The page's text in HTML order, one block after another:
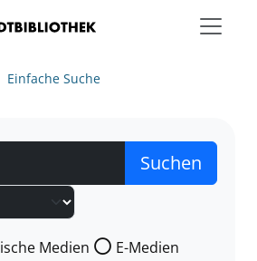
Einfache Suche
nach der Sie suchen wollen.
Medien
E-Medien